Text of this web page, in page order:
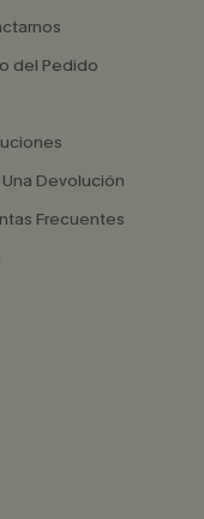
del Pedido
Una Devolución
Frecuentes